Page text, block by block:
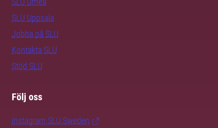
SLU Uppsala
Jobba på SLU
Kontakta SLU
Stöd SLU
Följ oss
Instagram SLU.Sweden